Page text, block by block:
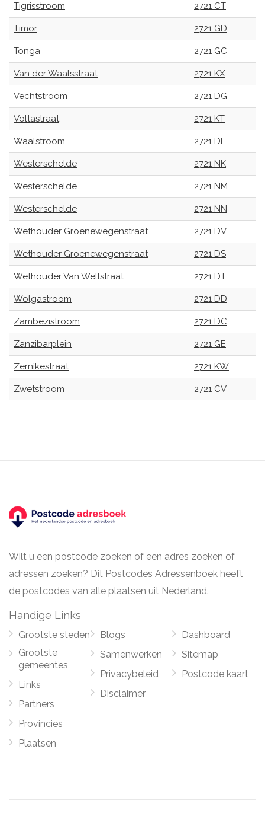
Tigrisstroom 2721 CT
Timor 2721 GD
Tonga 2721 GC
Van der Waalsstraat 2721 KX
Vechtstroom 2721 DG
Voltastraat 2721 KT
Waalstroom 2721 DE
Westerschelde 2721 NK
Westerschelde 2721 NM
Westerschelde 2721 NN
Wethouder Groenewegenstraat 2721 DV
Wethouder Groenewegenstraat 2721 DS
Wethouder Van Wellstraat 2721 DT
Wolgastroom 2721 DD
Zambezistroom 2721 DC
Zanzibarplein 2721 GE
Zernikestraat 2721 KW
Zwetstroom 2721 CV
Wilt u een postcode zoeken of een adres zoeken of
adressen zoeken? Dit Postcodes Adressenboek heeft
de postcodes van alle plaatsen uit Nederland.
Handige Links
Grootste steden
Grootste
gemeentes
Links
Partners
Provincies
Plaatsen
Blogs
Samenwerken
Privacybeleid
Disclaimer
Dashboard
Sitemap
Postcode kaart